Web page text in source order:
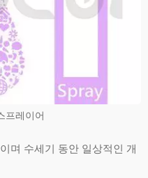
프레이어
며 수세기 동안 일상적인 개